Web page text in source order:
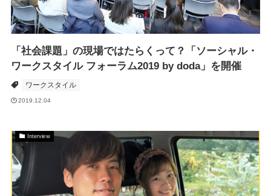
「社会課題」の現場ではたらくって？「ソーシャル・
ワークスタイル フォーラム2019 by doda」を開催
ワークスタイル
2019.12.04
Interview